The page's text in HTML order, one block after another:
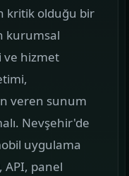
ve pazarlama hizmetlerini
kritik olduğu bir
kurumsal
ve hizmet
veren sunum
Nevşehir'de
uygulama
API, panel